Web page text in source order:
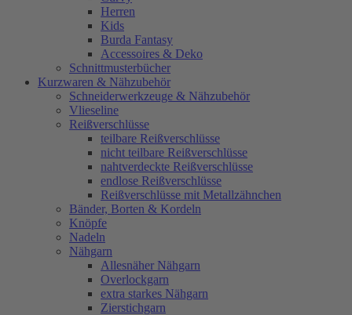
Herren
Kids
Burda Fantasy
Accessoires & Deko
Schnittmusterbücher
Kurzwaren & Nähzubehör
Schneiderwerkzeuge & Nähzubehör
Vlieseline
Reißverschlüsse
teilbare Reißverschlüsse
nicht teilbare Reißverschlüsse
nahtverdeckte Reißverschlüsse
endlose Reißverschlüsse
Reißverschlüsse mit Metallzähnchen
Bänder, Borten & Kordeln
Knöpfe
Nadeln
Nähgarn
Allesnäher Nähgarn
Overlockgarn
extra starkes Nähgarn
Zierstichgarn